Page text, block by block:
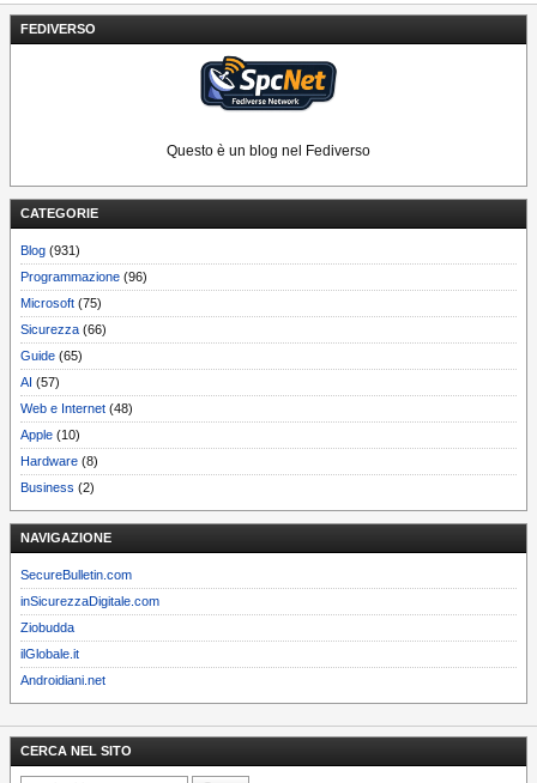
FEDIVERSO
Questo è un blog nel Fediverso
CATEGORIE
Blog (931)
Programmazione (96)
Microsoft (75)
Sicurezza (66)
Guide (65)
AI (57)
Web e Internet (48)
Apple (10)
Hardware (8)
Business (2)
NAVIGAZIONE
SecureBulletin.com
inSicurezzaDigitale.com
Ziobudda
ilGlobale.it
Androidiani.net
CERCA NEL SITO